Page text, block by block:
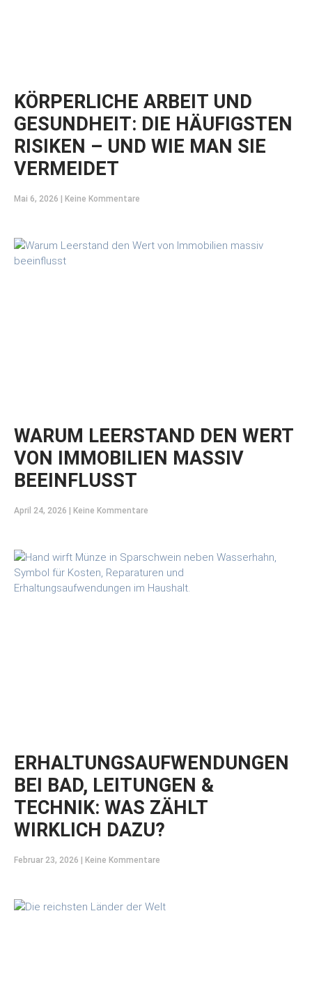
KÖRPERLICHE ARBEIT UND
GESUNDHEIT: DIE HÄUFIGSTEN
RISIKEN – UND WIE MAN SIE
VERMEIDET
Mai 6, 2026 Keine Kommentare
WARUM LEERSTAND DEN WERT
VON IMMOBILIEN MASSIV
BEEINFLUSST
April 24, 2026 Keine Kommentare
ERHALTUNGSAUFWENDUNGEN
BEI BAD, LEITUNGEN &
TECHNIK: WAS ZÄHLT
WIRKLICH DAZU?
Februar 23, 2026 Keine Kommentare